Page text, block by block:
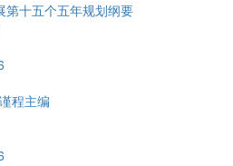
第十五个五年规划纲要
程主编